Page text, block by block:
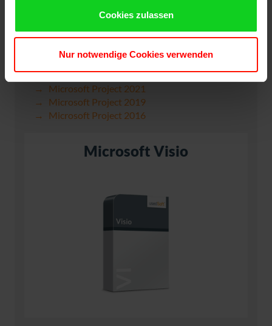
Cookies zulassen
Nur notwendige Cookies verwenden
Microsoft Project 2024
Microsoft Project 2021
Microsoft Project 2019
Microsoft Project 2016
Microsoft Visio